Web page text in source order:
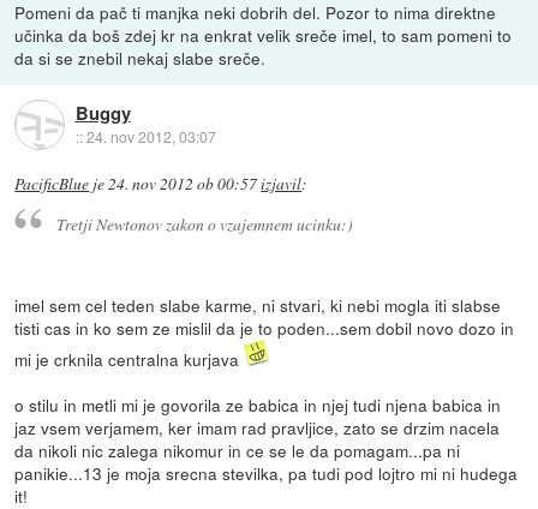
Pomeni da pač ti manjka neki dobrih del. Pozor to nima direktne
učinka da boš zdej kr na enkrat velik sreče imel, to sam pomeni to
da si se znebil nekaj slabe sreče.
Buggy
::24. nov 2012, 03:07
PacificBlue je24. nov 2012 ob 00:57izjavil:
Tretji Newtonov zakon o vzajemnem ucinku:)
imel sem cel teden slabe karme, ni stvari, ki nebi mogla iti slabse
tisti cas in ko sem ze mislil da je to poden...sem dobil novo dozo in
mi je crknila centralna kurjava
o stilu in metli mi je govorila ze babica in njej tudi njena babica in
jaz vsem verjamem, ker imam rad pravljice, zato se drzim nacela
da nikoli nic zalega nikomur in ce se le da pomagam...pa ni
panikie...13 je moja srecna stevilka, pa tudi pod lojtro mi ni hudega
it!